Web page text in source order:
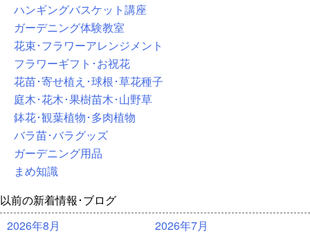
ハンギングバスケット講座
ガーデニング体験教室
花束･フラワーアレンジメント
フラワーギフト･お祝花
花苗･寄せ植え･球根･草花種子
庭木･花木･果樹苗木･山野草
鉢花･観葉植物･多肉植物
バラ苗･バラグッズ
ガーデニング用品
まめ知識
以前の新着情報･ブログ
2026年8月
2026年7月